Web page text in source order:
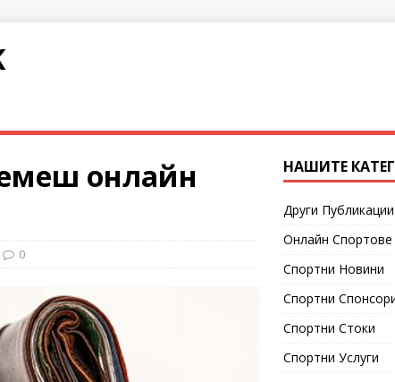
онлайн
0
НАШИТЕ
Други Публикации
Онлайн Спортове
Спортни Новини
Спортни
Спортни Стоки
Спортни Услуги